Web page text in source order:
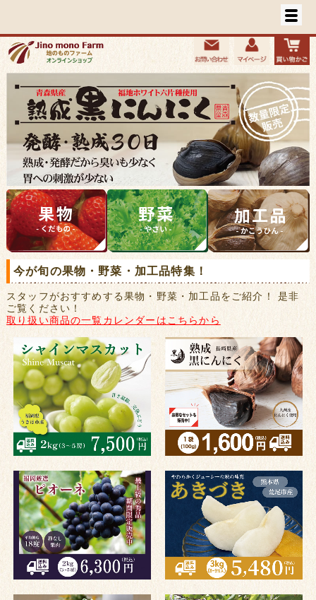
今が旬の果物・野菜・加工品特集！
スタッフがおすすめする果物・野菜・加工品をご紹介！ 是非
ご覧ください！
取り扱い商品の一覧カレンダーはこちらから